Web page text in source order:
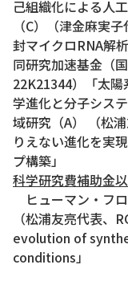
己組織化による人
（C）（津金麻実
封マイクロRNA解
同研究加速基金（
22K21344）「太
学進化と分子シス
域研究（A） （松
りえない進化を実
プ構築」
科学研究費補助金
ヒューマン・フ
（松浦友亮代表
evolution of
conditions」